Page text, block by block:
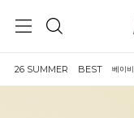
26 SUMMER BEST 베이비